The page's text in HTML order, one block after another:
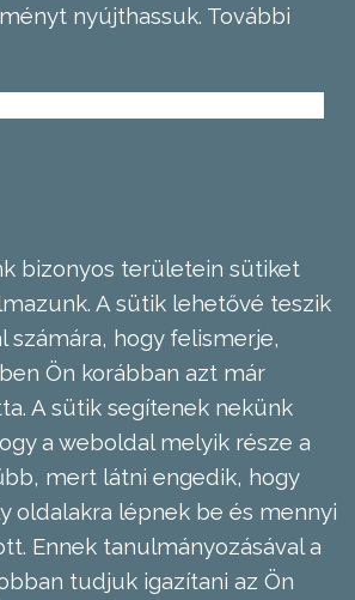
nyújthassuk. További
bizonyos területein sütiket
A sütik lehetővé teszik
számára, hogy felismerje,
Ön korábban azt már
A sütik segítenek nekünk
a weboldal melyik része a
mert látni engedik, hogy
oldalakra lépnek be és mennyi
Ennek tanulmányozásával a
tudjuk igazítani az Ön